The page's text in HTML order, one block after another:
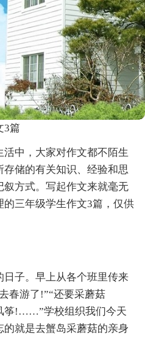
3篇
中，大家对作文都不陌生
储的有关知识、经验和思
方式。写起作文来就毫无
三年级学生作文3篇，仅供
日子。早上从各个班里传来
春游了!”“还要采蘑菇
筝!……”学校组织我们今天
就是去蟹岛采蘑菇的亲身